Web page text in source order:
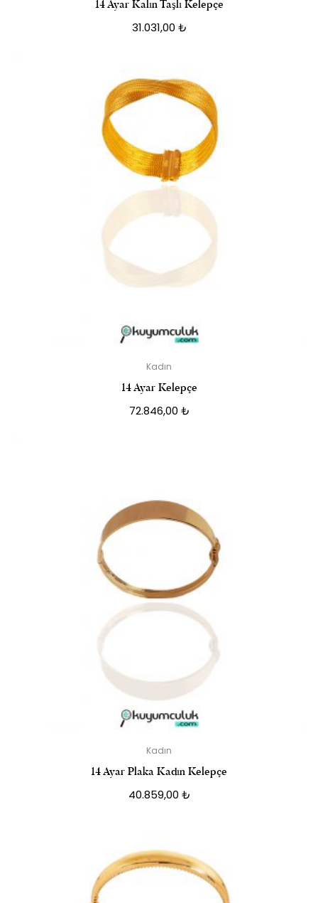
14 Ayar Kalın Taşlı Kelepçe
31.031,00 ₺
Kadın
14 Ayar Kelepçe
72.846,00 ₺
Kadın
14 Ayar Plaka Kadın Kelepçe
40.859,00 ₺